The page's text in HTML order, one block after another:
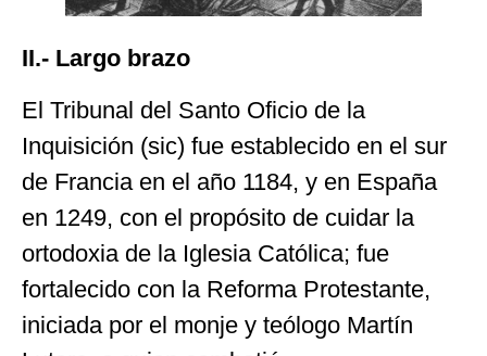
II.- Largo brazo
El Tribunal del Santo Oficio de la
Inquisición (sic) fue establecido en el sur
de Francia en el año 1184, y en España
en 1249, con el propósito de cuidar la
ortodoxia de la Iglesia Católica; fue
fortalecido con la Reforma Protestante,
iniciada por el monje y teólogo Martín